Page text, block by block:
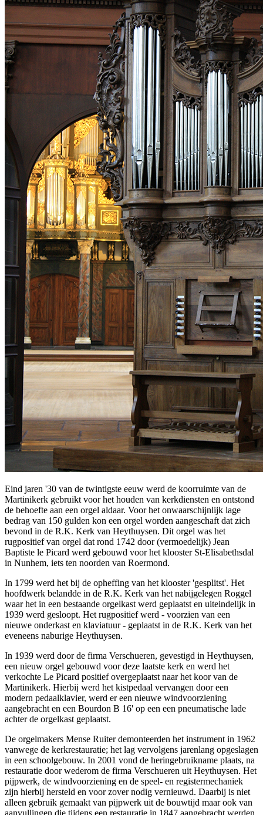
Eind jaren '30 van de twintigste eeuw werd de koorruimte van de
Martinikerk gebruikt voor het houden van kerkdiensten en ontstond
de behoefte aan een orgel aldaar. Voor het onwaarschijnlijk lage
bedrag van 150 gulden kon een orgel worden aangeschaft dat zich
bevond in de R.K. Kerk van Heythuysen. Dit orgel was het
rugpositief van orgel dat rond 1742 door (vermoedelijk) Jean
Baptiste le Picard werd gebouwd voor het klooster St-Elisabethsdal
in Nunhem, iets ten noorden van Roermond.
In 1799 werd het bij de opheffing van het klooster 'gesplitst'. Het
hoofdwerk belandde in de R.K. Kerk van het nabijgelegen Roggel
waar het in een bestaande orgelkast werd geplaatst en uiteindelijk in
1939 werd gesloopt. Het rugpositief werd - voorzien van een
nieuwe onderkast en klaviatuur - geplaatst in de R.K. Kerk van het
eveneens naburige Heythuysen.
In 1939 werd door de firma Verschueren, gevestigd in Heythuysen,
een nieuw orgel gebouwd voor deze laatste kerk en werd het
verkochte Le Picard positief overgeplaatst naar het koor van de
Martinikerk. Hierbij werd het kistpedaal vervangen door een
modern pedaalklavier, werd er een nieuwe windvoorziening
aangebracht en een Bourdon B 16' op een een pneumatische lade
achter de orgelkast geplaatst.
De orgelmakers Mense Ruiter demonteerden het instrument in 1962
vanwege de kerkrestauratie; het lag vervolgens jarenlang opgeslagen
in een schoolgebouw. In 2001 vond de heringebruikname plaats, na
restauratie door wederom de firma Verschueren uit Heythuysen. Het
pijpwerk, de windvoorziening en de speel- en registermechaniek
zijn hierbij hersteld en voor zover nodig vernieuwd. Daarbij is niet
alleen gebruik gemaakt van pijpwerk uit de bouwtijd maar ook van